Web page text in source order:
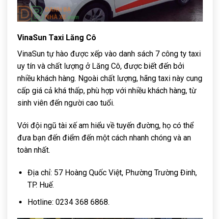
VinaSun Taxi Lăng Cô
VinaSun tự hào được xếp vào danh sách 7 công ty taxi
uy tín và chất lượng ở Lăng Cô, được biết đến bởi
nhiều khách hàng. Ngoài chất lượng, hãng taxi này cung
cấp giá cả khá thấp, phù hợp với nhiều khách hàng, từ
sinh viên đến người cao tuổi.
Với đội ngũ tài xế am hiểu về tuyến đường, họ có thể
đưa bạn đến điểm đến một cách nhanh chóng và an
toàn nhất.
Địa chỉ: 57 Hoàng Quốc Việt, Phường Trường Đinh,
TP. Huế.
Hotline: 0234 368 6868.